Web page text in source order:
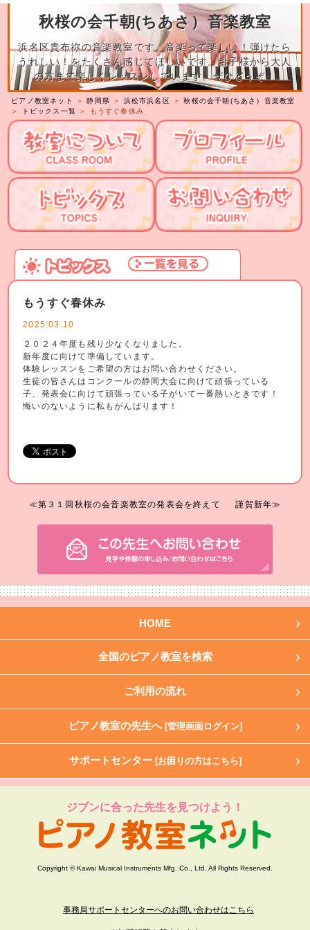
秋桜の会千朝(ちあさ）音楽教室
浜名区貴布祢の音楽教室です。音楽って楽しい！弾けたら
うれしい！をたくさん感じてほしいです。お子様から大人
の方まで楽しくレッスンしています。ぜひどうぞ！
ピアノ教室ネット ＞静岡県 ＞ 浜松市浜名区 ＞秋桜の会千朝(ちあさ）音楽教室
＞
トピックス一覧 ＞ もうすぐ春休み
もうすぐ春休み
2025.03.10
２０２４年度も残り少なくなりました。
新年度に向けて準備しています。
体験レッスンをご希望の方はお問い合わせください。
生徒の皆さんはコンクールの静岡大会に向けて頑張っている
子、発表会に向けて頑張っている子がいて一番熱いときです！
悔いのないように私もがんばります！
≪第３１回秋桜の会音楽教室の発表会を終えて 謹賀新年≫
HOME
全国のピアノ教室を検索
ご利用の流れ
ピアノ教室の先生へ [管理画面ログイン]
サポートセンター [お困りの方はこちら]
ジブンに合った先生を見つけよう！
Copyright © Kawai Musical Instruments Mfg. Co., Ltd. All Rights Reserved.
事務局サポートセンターへのお問い合わせはこちら